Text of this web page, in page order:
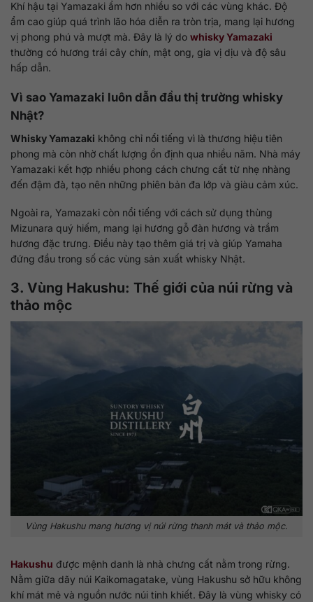
Khí hậu tại Yamazaki ẩm hơn nhiều so với các vùng khác. Độ
ẩm cao giúp quá trình lão hóa diễn ra tròn trịa, mang lại hương
vị phong phú và mượt mà. Đây là lý do whisky Yamazaki
thường có hương trái cây chín, mật ong, gia vị dịu và độ sâu
hấp dẫn.
Vì sao Yamazaki luôn dẫn đầu thị trường whisky
Nhật?
Whisky Yamazaki không chỉ nổi tiếng vì là thương hiệu tiên
phong mà còn nhờ chất lượng ổn định qua nhiều năm. Nhà máy
Yamazaki kết hợp nhiều phong cách chưng cất từ nhẹ nhàng
đến đậm đà, tạo nên những phiên bản đa lớp và giàu cảm xúc.
Ngoài ra, Yamazaki còn nổi tiếng với cách sử dụng thùng
Mizunara quý hiếm, mang lại hương gỗ đàn hương và trầm
hương đặc trưng. Điều này tạo thêm giá trị và giúp Yamaha
đứng đầu trong số các vùng sản xuất whisky Nhật.
3. Vùng Hakushu: Thế giới của núi rừng và
thảo mộc
Vùng Hakushu mang hương vị núi rừng thanh mát và thảo mộc.
Hakushu được mệnh danh là nhà chưng cất nằm trong rừng.
Nằm giữa dãy núi Kaikomagatake, vùng Hakushu sở hữu không
khí mát mẻ và nguồn nước núi tinh khiết. Đây là vùng whisky có